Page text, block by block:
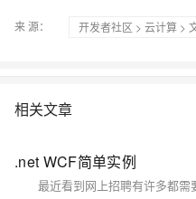
来 源： 开发者社区 > 云计算 >
相关文章
.net WCF简单实例